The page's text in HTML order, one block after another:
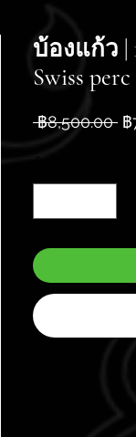
บ้องแก้ว |
Swiss
฿8,500.00 ร฿